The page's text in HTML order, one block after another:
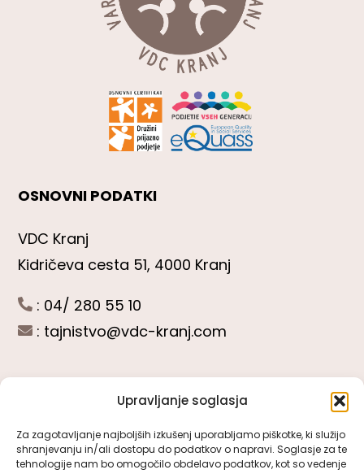
Upravljanje soglasja
Za zagotavljanje najboljših izkušenj uporabljamo piškotke, ki služijo
shranjevanju in/ali dostopu do podatkov o napravi. Soglasje za te
tehnologije nam bo omogočilo obdelavo podatkov, kot so vedenje
OSNOVNI PODATKI
VDC Kranj
Kidričeva cesta 51, 4000 Kranj
: 04/ 280 55 10
: tajnistvo@vdc-kranj.com
Toggle